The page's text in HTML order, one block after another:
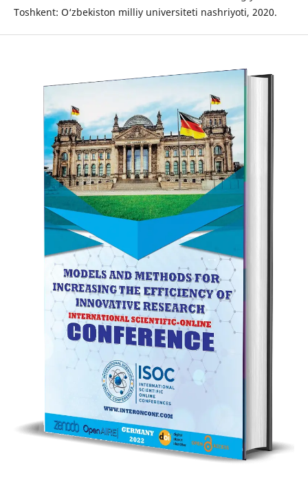
Toshkent: O‘zbekiston milliy universiteti nashriyoti, 2020.